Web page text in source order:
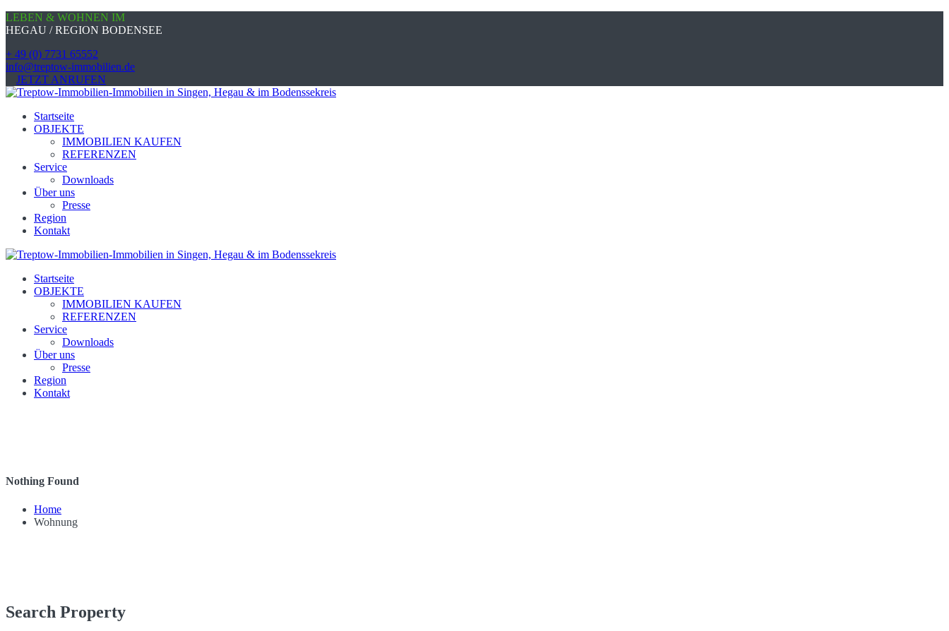
LEBEN & WOHNEN IM
HEGAU / REGION BODENSEE
+ 49 (0) 7731 65552
info@treptow-immobilien.de
JETZT ANRUFEN
Startseite
OBJEKTE
IMMOBILIEN KAUFEN
REFERENZEN
Service
Downloads
Über uns
Presse
Region
Kontakt
Startseite
OBJEKTE
IMMOBILIEN KAUFEN
REFERENZEN
Service
Downloads
Über uns
Presse
Region
Kontakt
Nothing Found
Home
Wohnung
Search Property